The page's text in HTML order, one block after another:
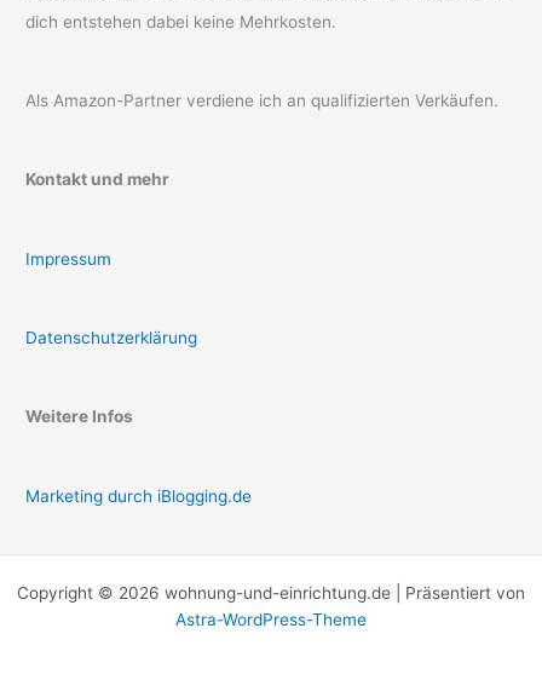
dich entstehen dabei keine Mehrkosten.
Als Amazon-Partner verdiene ich an qualifizierten Verkäufen.
Kontakt und mehr
Impressum
Datenschutzerklärung
Weitere Infos
Marketing durch iBlogging.de
Copyright © 2026 wohnung-und-einrichtung.de | Präsentiert von
Astra-WordPress-Theme